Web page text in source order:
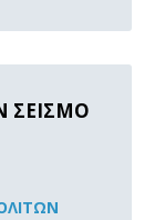
ΣΕΙΣΜΟ